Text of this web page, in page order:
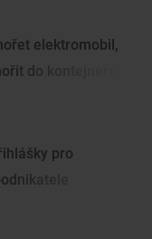
elektromobil,
do kontejneru
pro